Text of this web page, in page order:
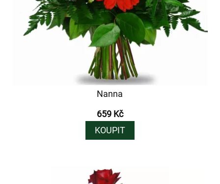
Nanna
659 Kč
KOUPIT